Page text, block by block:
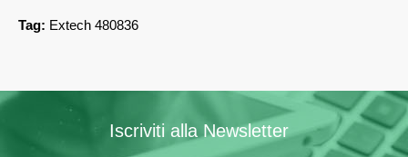
Tag: Extech 480836
Iscriviti alla Newsletter